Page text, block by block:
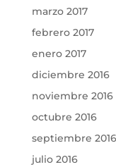
marzo 2017
febrero 2017
enero 2017
diciembre 2016
noviembre 2016
octubre 2016
septiembre 2016
julio 2016